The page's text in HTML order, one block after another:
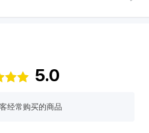
5.0
经常购买的商品